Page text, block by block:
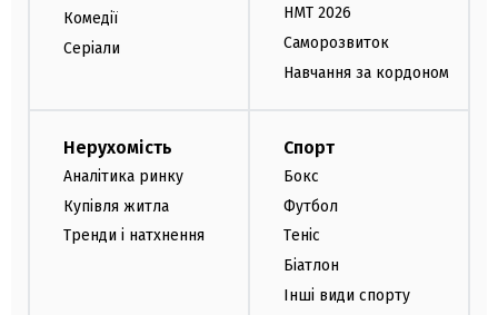
Комедії
Серіали
НМТ 2026
Саморозвиток
Навчання за кордоном
Нерухомість
Аналітика ринку
Купівля житла
Тренди і натхнення
Спорт
Бокс
Футбол
Теніс
Біатлон
Інші види спорту